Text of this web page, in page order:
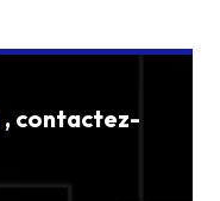
, contactez-